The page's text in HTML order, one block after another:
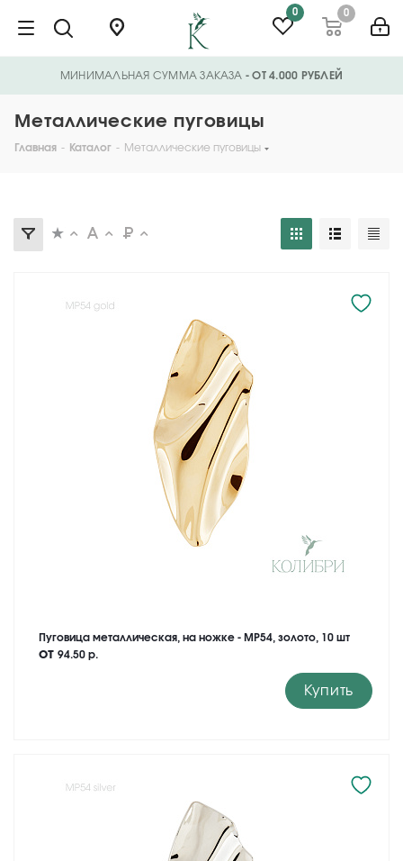
0 0
МИНИМАЛЬНАЯ СУММА ЗАКАЗА - ОТ 4.000 РУБЛЕЙ
Металлические пуговицы
Главная - Каталог - Металлические пуговицы
Пуговица металлическая, на ножке - MP54, золото, 10 шт
от 94.50 р.
Купить